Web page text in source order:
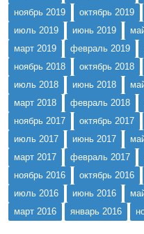
ноябрь 2019
октябрь 2019
июль 2019
июнь 2019
март 2019
февраль 2019
ноябрь 2018
октябрь 2018
июль 2018
июнь 2018
март 2018
февраль 2018
ноябрь 2017
октябрь 2017
июль 2017
июнь 2017
март 2017
февраль 2017
ноябрь 2016
октябрь 2016
июль 2016
июнь 2016
март 2016
январь 2016